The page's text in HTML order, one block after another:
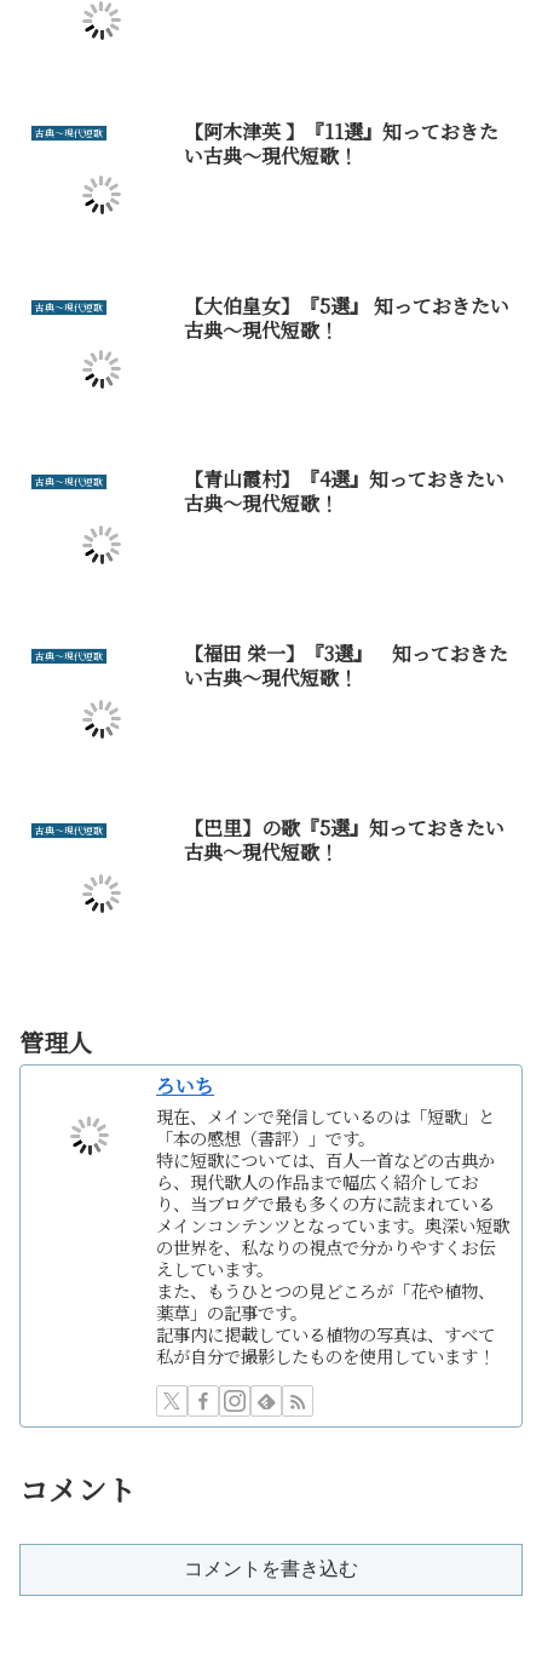
古典～現代短歌
【阿木津英 】『11選』知っておきた
い古典～現代短歌！
古典～現代短歌
【大伯皇女】『5選』 知っておきたい
古典～現代短歌！
古典～現代短歌
【青山霞村】『4選』知っておきたい
古典～現代短歌！
古典～現代短歌
【福田 栄一】『3選』 知っておきた
い古典～現代短歌！
古典～現代短歌
【巴里】の歌『5選』知っておきたい
古典～現代短歌！
管理人
ろいち
現在、メインで発信しているのは「短歌」と
「本の感想（書評）」です。
特に短歌については、百人一首などの古典か
ら、現代歌人の作品まで幅広く紹介してお
り、当ブログで最も多くの方に読まれている
メインコンテンツとなっています。奥深い短歌
の世界を、私なりの視点で分かりやすくお伝
えしています。
また、もうひとつの見どころが「花や植物、
薬草」の記事です。
記事内に掲載している植物の写真は、すべて
私が自分で撮影したものを使用しています！
コメント
コメントを書き込む